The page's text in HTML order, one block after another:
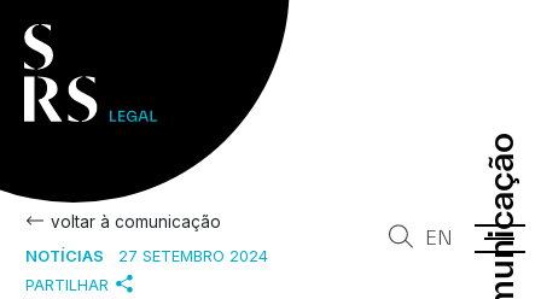
Comunicação
Comunicação
EN
voltar à comunicação
NOTÍCIAS
27 SETEMBRO 2024
PARTILHAR